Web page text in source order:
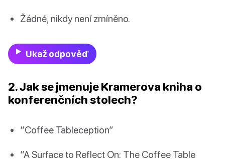
Žádné, nikdy není zmíněno.
Ukaž odpověď
2. Jak se jmenuje Kramerova kniha o
konferenčních stolech?
“Coffee Tableception”
“A Surface to Reflect On: The Coffee Table